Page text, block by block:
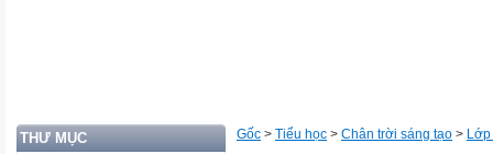
THƯ MỤC Gốc > Tiểu học > Chân trời sáng tạo >